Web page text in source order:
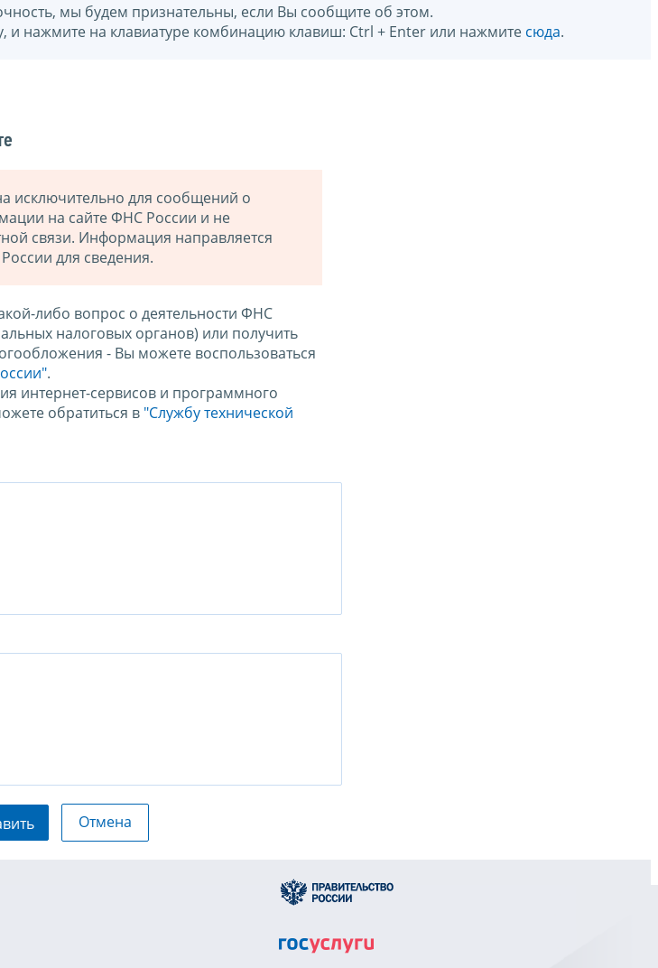
мы будем признательны, если Вы сообщите об этом.
нажмите на клавиатуре комбинацию клавиш: Ctrl + Enter или нажмите сюда.
исключительно для сообщений о
на сайте ФНС России и не
связи. Информация направляется
для сведения.
либо вопрос о деятельности ФНС
налоговых органов) или получить
- Вы можете воспользоваться
.
интернет-сервисов и программного
обратиться в "Службу технической
Отмена